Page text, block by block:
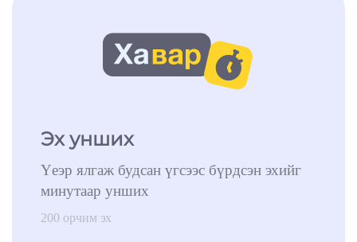
Эх унших
Үеэр ялгаж будсан үгсээс бүрдсэн эхийг
минутаар унших
200 орчим эх